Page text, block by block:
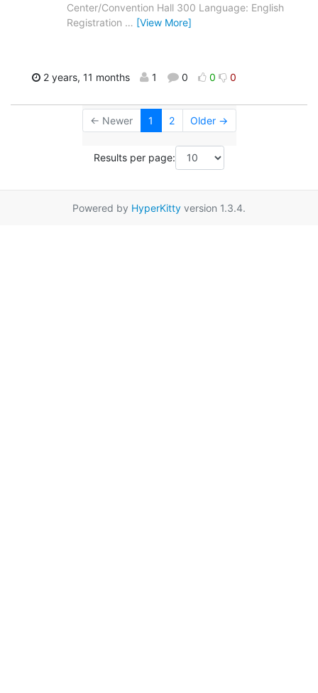
Center/Convention Hall 300 Language: English
Registration … [View More]
2 years, 11 months 1 0 0 0
← Newer 1 2 Older →
Results per page:
Powered by HyperKitty version 1.3.4.